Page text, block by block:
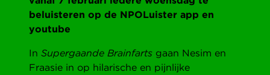
beluisteren op de NPOLuister app en
youtube
In Supergaande Brainfarts gaan Nesim en
Fraasie in op hilarische en pijnlijke